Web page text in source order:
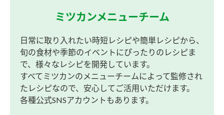
ミツカンメニューチーム
日常に取り入れたい時短レシピや簡単レシピから、
旬の食材や季節のイベントにぴったりのレシピま
で、様々なレシピを開発しています。
すべてミツカンのメニューチームによって監修され
たレシピなので、安心してご活用いただけます。
各種公式SNSアカウントもあります。